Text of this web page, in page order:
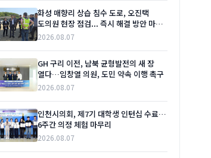
화성 매향리 상습 침수 도로, 오진택
도의원 현장 점검... 즉시 해결 방안 마련
촉구
2026.08.07
GH 구리 이전, 남북 균형발전의 새 장
열다…임창열 의원, 도민 약속 이행 촉구
2026.08.07
인천시의회, 제7기 대학생 인턴십 수료…
6주간 의정 체험 마무리
2026.08.07